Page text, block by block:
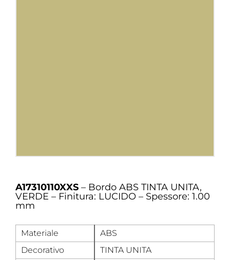
A17310110XXS – Bordo ABS TINTA UNITA,
VERDE – Finitura: LUCIDO – Spessore: 1.00
mm
Materiale
ABS
Decorativo
TINTA UNITA